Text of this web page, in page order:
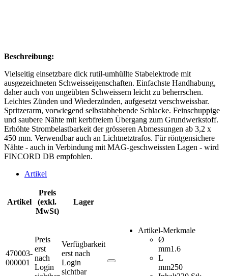
Beschreibung:
Vielseitig einsetzbare dick rutil-umhüllte Stabelektrode mit
ausgezeichneten Schweisseigenschaften. Einfachste Handhabung,
daher auch von ungeübten Schweissern leicht zu beherrschen.
Leichtes Zünden und Wiederzünden, aufgesetzt verschweissbar.
Spritzerarm, vorwiegend selbstabhebende Schlacke. Feinschuppige
und saubere Nähte mit kerbfreiem Übergang zum Grundwerkstoff.
Erhöhte Strombelastbarkeit der grösseren Abmessungen ab 3,2 x
450 mm. Verwendbar auch an Lichtnetztrafos. Für röntgensichere
Nähte - auch in Verbindung mit MAG-geschweissten Lagen - wird
FINCORD DB empfohlen.
Artikel
Artikel
Preis
(exkl.
MwSt)
Lager
470003-
000001
Preis
erst
nach
Login
Verfügbarkeit
erst nach
Login
sichtbar
Artikel-Merkmale
Ø
mm1.6
L
mm250